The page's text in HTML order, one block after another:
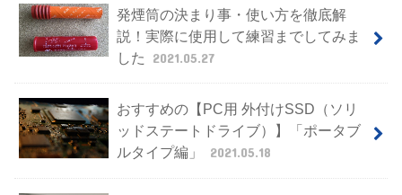
発煙筒の決まり事・使い方を徹底解
説！実際に使用して練習までしてみま
した
2021.05.27
おすすめの【PC用 外付けSSD（ソリ
ッドステートドライブ）】「ポータブ
ルタイプ編」
2021.05.18